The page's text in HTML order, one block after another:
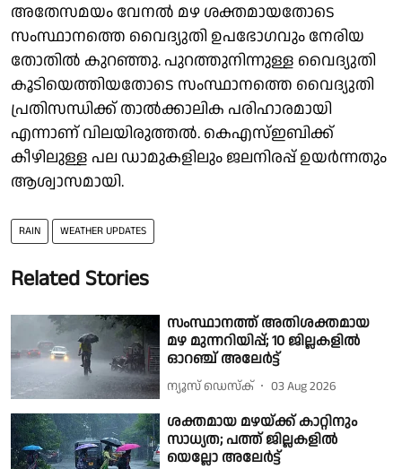
അതേസമയം വേനൽ മഴ ശക്തമായതോടെ
സംസ്ഥാനത്തെ വൈദ്യുതി ഉപഭോഗവും നേരിയ
തോതിൽ കുറഞ്ഞു. പുറത്തുനിന്നുള്ള വൈദ്യുതി
കൂടിയെത്തിയതോടെ സംസ്ഥാനത്തെ വൈദ്യുതി
പ്രതിസന്ധിക്ക് താൽക്കാലിക പരിഹാരമായി
എന്നാണ് വിലയിരുത്തൽ. കെഎസ്ഇബിക്ക്
കീഴിലുള്ള പല ഡാമുകളിലും ജലനിരപ്പ് ഉയർന്നതും
ആശ്വാസമായി.
RAIN WEATHER UPDATES
Related Stories
സംസ്ഥാനത്ത് അതിശക്തമായ
മഴ മുന്നറിയിപ്പ്; 10 ജില്ലകളിൽ
ഓറഞ്ച് അലേർട്ട്
ന്യൂസ് ഡെസ്ക് 03 Aug 2026
ശക്തമായ മഴയ്ക്ക് കാറ്റിനും
സാധ്യത; പത്ത് ജില്ലകളിൽ
യെല്ലോ അലേർട്ട്